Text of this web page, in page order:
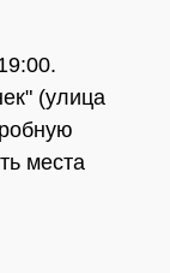
(улица
места